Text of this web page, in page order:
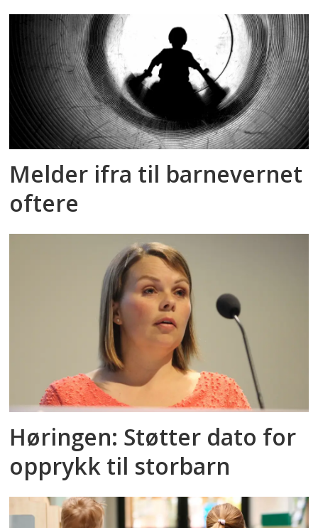
Melder ifra til barnevernet
oftere
Høringen: Støtter dato for
opprykk til storbarn